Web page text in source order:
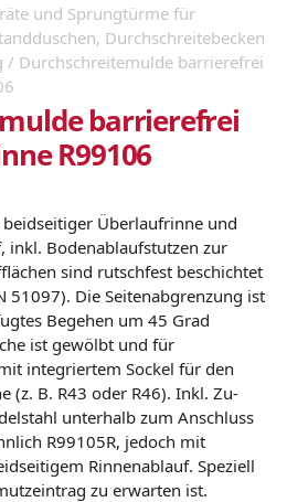
und Sprungtürme für
Durchschreitebecken
/ Durchschreitemulde barrierefrei
barrierefrei
R99106
Überlaufrinne und
inkl. Bodenablaufstutzen zur
sind rutschfest beschichtet
51097). Die Seitenabgrenzung ist
Begehen um 45 Grad
ist gewölbt und für
integriertem Sockel für den
(z. B. R43 oder R46). Inkl. Zu-
unterhalb zum Anschluss
R99105R, jedoch mit
Rinnenablauf. Speziell
zu erwarten ist.